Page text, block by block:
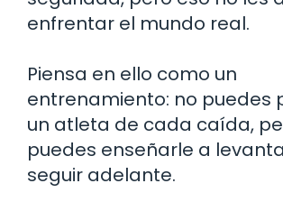
enfrentar el mundo real.
Piensa en ello como un
entrenamiento: no puedes
un atleta de cada caída,
puedes enseñarle a
seguir adelante.